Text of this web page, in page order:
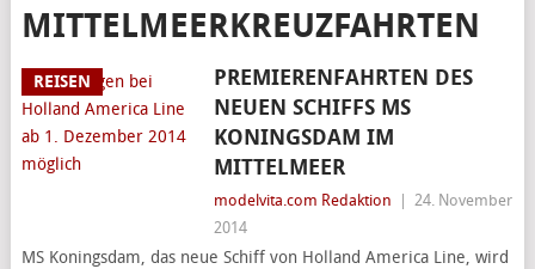
MITTELMEERKREUZFAHRTEN
REISEN
PREMIERENFAHRTEN DES
NEUEN SCHIFFS MS
KONINGSDAM IM
MITTELMEER
modelvita.com Redaktion
24. November
2014
MS Koningsdam, das neue Schiff von Holland America Line, wird